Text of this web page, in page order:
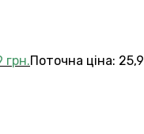
грн.Поточна ціна: